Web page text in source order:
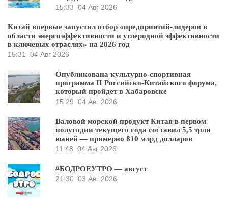
15:33 04 Авг 2026
Китай впервые запустил отбор «предприятий-лидеров в
области энергоэффективности и углеродной эффективности
в ключевых отраслях» на 2026 год
15:31
04 Авг 2026
Опубликована культурно-спортивная
программа II Российско-Китайского форума,
который пройдет в Хабаровске
15:29 04 Авг 2026
Валовой морской продукт Китая в первом
полугодии текущего года составил 5,5 трлн
юаней — примерно 810 млрд долларов
11:48 04 Авг 2026
#БОДРОЕУТРО — август
21:30 03 Авг 2026